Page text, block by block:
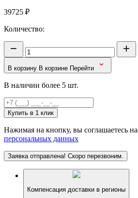
39725 ₽
Количество:
В корзину В корзине Перейти
В наличии более 5 шт.
Купить в 1 клик
Нажимая на кнопку, вы соглашаетесь на
персональных данных
Заявка отправлена! Скоро перезвоним.
Компенсация доставки в регионы